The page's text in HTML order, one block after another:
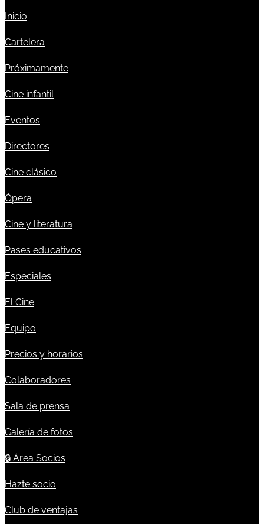
Inicio
Cartelera
Próximamente
Cine infantil
Eventos
Directores
Cine clásico
Ópera
Cine y literatura
Pases educativos
Especiales
El Cine
Equipo
Precios y horarios
Colaboradores
Sala de prensa
Galería de fotos
🔒 Área Socios
Hazte socio
Club de ventajas